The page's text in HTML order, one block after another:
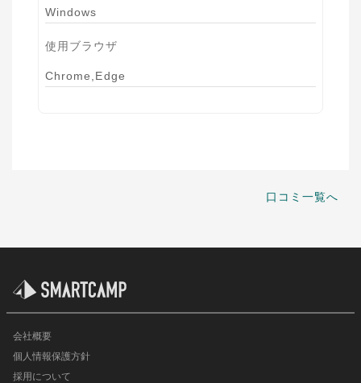
Windows
使用ブラウザ
Chrome,Edge
口コミ一覧へ
会社概要
個人情報保護方針
採用について